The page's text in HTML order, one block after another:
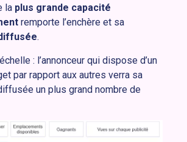
la plus grande capacité
remporte l’enchère et sa
.
: l’annonceur qui dispose d’un
par rapport aux autres verra sa
un plus grand nombre de